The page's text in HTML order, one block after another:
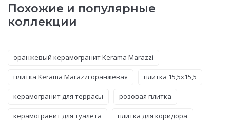
Похожие и популярные
коллекции
оранжевый керамогранит Kerama Marazzi
плитка Kerama Marazzi оранжевая плитка 15,5x15,5
керамогранит для террасы розовая плитка
керамогранит для туалета плитка для коридора